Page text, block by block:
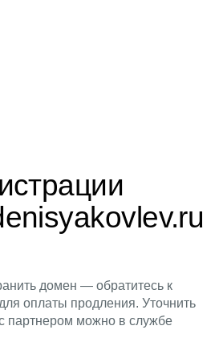
домен — обратитесь к
оплаты продления. Уточнить
партнером можно в службе